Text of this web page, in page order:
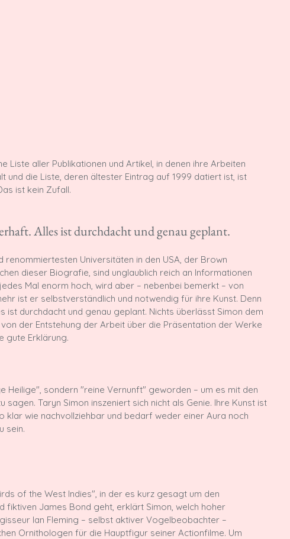
Liste aller Publikationen und Artikel, in denen ihre Arbeiten
und die Liste, deren ältester Eintrag auf 1999 datiert ist, ist
ist kein Zufall.
Alles ist durchdacht und genau geplant.
renommiertesten Universitäten in den USA, der Brown
dieser Biografie, sind unglaublich reich an Informationen
Mal enorm hoch, wird aber – nebenbei bemerkt – von
ist er selbstverständlich und notwendig für ihre Kunst. Denn
ist durchdacht und genau geplant. Nichts überlässt Simon dem
der Entstehung der Arbeit über die Präsentation der Werke
Heilige", sondern "reine Vernunft" geworden – um es mit den
Taryn Simon inszeniert sich nicht als Genie. Ihre Kunst ist
klar wie nachvollziehbar und bedarf weder einer Aura noch
sein.
of the West Indies", in der es kurz gesagt um den
fiktiven James Bond geht, erklärt Simon, welch hoher
Ian Fleming – selbst aktiver Vogelbeobachter –
Ornithologen für die Hauptfigur seiner Actionfilme. Um